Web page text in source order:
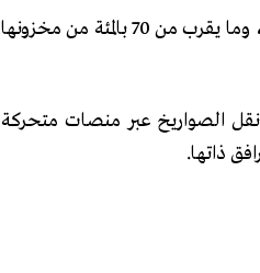
وتحتفظ طهران بنحو 70 بالمئة من منصات الإطلاق المتحركة، وما يقرب من 70 بالمئة من مخزونها
نقل الصواريخ عبر منصات متحركة
ذاتها.